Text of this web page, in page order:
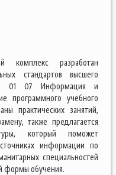
комплекс разработан
стандартов высшего
01 07 Информация и
программного учебного
практических занятий,
также предлагается
который поможет
информации по
специальностей
формы обучения.